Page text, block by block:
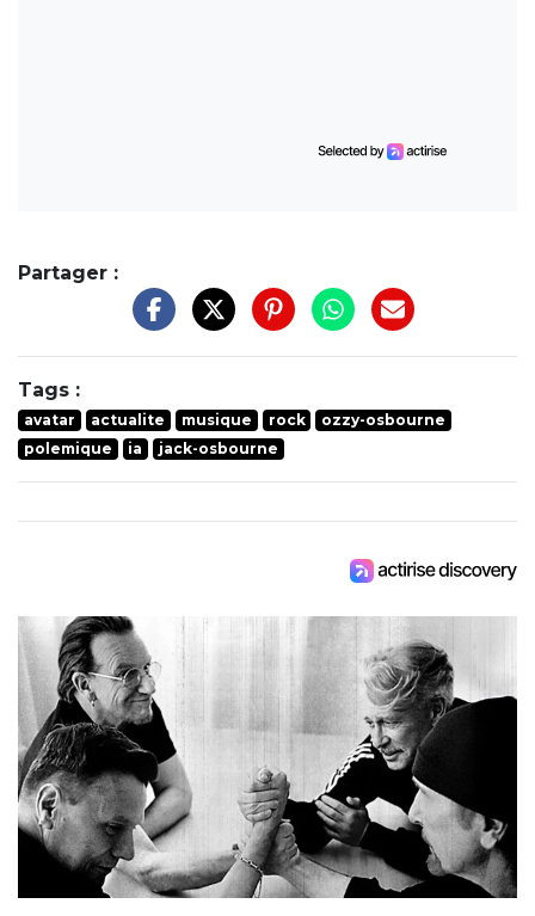
Partager :
Tags :
avatar actualite musique rock
ozzy-osbourne
polemique
ia jack-osbourne